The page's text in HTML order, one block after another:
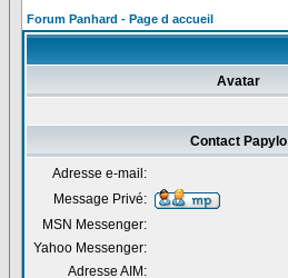
Forum Panhard - Page d accueil
Avatar
Contact Papylo
Adresse e-mail:
Message Privé:
MSN Messenger:
Yahoo Messenger:
Adresse AIM: